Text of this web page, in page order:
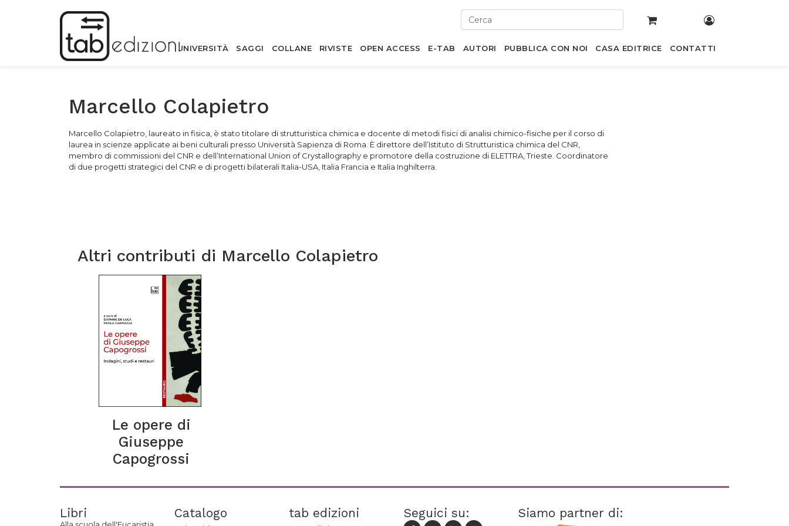
UNIVERSITÀ SAGGI COLLANE RIVISTE OPEN ACCESS E-TAB AUTORI PUBBLICA CON NOI CASA EDITRICE CONTATTI
Marcello Colapietro
Marcello Colapietro, laureato in fisica, è stato titolare di strutturistica chimica e docente di metodi fisici di analisi chimico-fisiche per il corso di
laurea in scienze applicate ai beni culturali presso Università Sapienza di Roma. È direttore dell’Istituto di Strutturistica chimica del CNR,
membro di commissioni del CNR e dell’International Union of Crystallography e promotore della costruzione di ELETTRA, Trieste. Coordinatore
di due progetti strategici del CNR e di progetti bilaterali Italia-USA, Italia Francia e Italia Inghilterra.
Altri contributi di Marcello Colapietro
Le opere di
Giuseppe
Capogrossi
Libri Catalogo tab edizioni Seguici su: Siamo partner di: